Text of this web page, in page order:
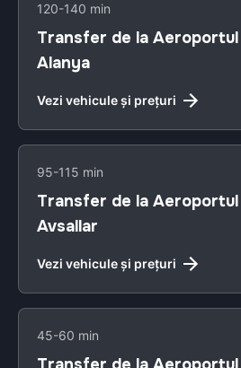
120-140 min
Transfer de la
Alanya
Vezi vehicule și prețuri
95-115 min
Transfer de la
Avsallar
Vezi vehicule și prețuri
45-60 min